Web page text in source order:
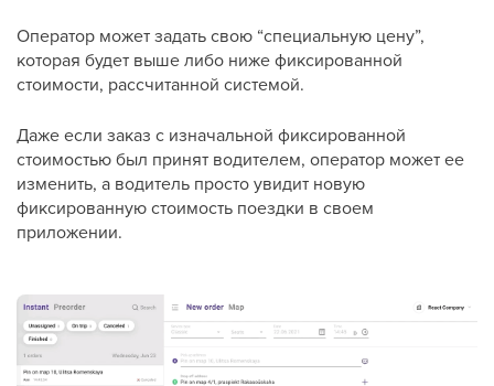
Оператор может задать свою “специальную цену”,
которая будет выше либо ниже фиксированной
стоимости, рассчитанной системой.
Даже если заказ с изначальной фиксированной
стоимостью был принят водителем, оператор может ее
изменить, а водитель просто увидит новую
фиксированную стоимость поездки в своем
приложении.